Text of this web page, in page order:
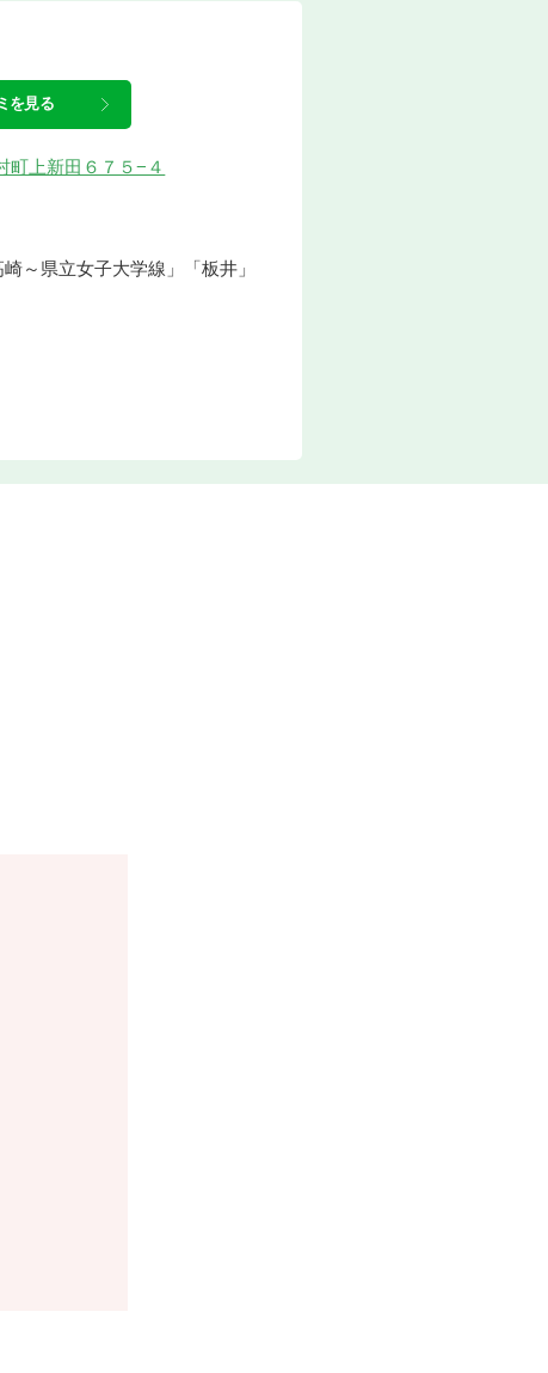
を見る
町上新田６７５−４
～県立女子大学線」「板井」